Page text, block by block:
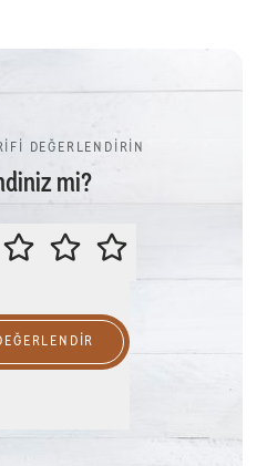
DEĞERLENDİRİN
mi?
LÜTFEN BU TARİFİ